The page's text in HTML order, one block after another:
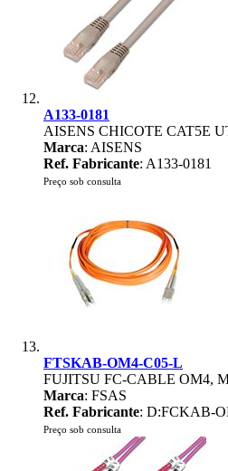
A133-0181
AISENS CHICOTE CAT5E
Marca: AISENS
Ref. Fabricante: A133-0181
Preço sob consulta
FTSKAB-OM4-C05-L
FUJITSU FC-CABLE OM4,
Marca: FSAS
Ref. Fabricante: D:FCKAB-
Preço sob consulta